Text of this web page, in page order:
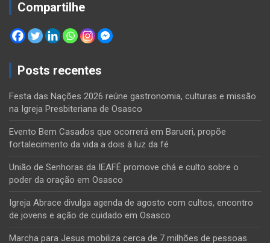
Compartilhe
Posts recentes
Festa das Nações 2026 reúne gastronomia, culturas e missão
na Igreja Presbiteriana de Osasco
Evento Bem Casados que ocorrerá em Barueri, propõe
fortalecimento da vida a dois à luz da fé
União de Senhoras da IEAFÉ promove chá e culto sobre o
poder da oração em Osasco
Igreja Abrace divulga agenda de agosto com cultos, encontro
de jovens e ação de cuidado em Osasco
Marcha para Jesus mobiliza cerca de 7 milhões de pessoas